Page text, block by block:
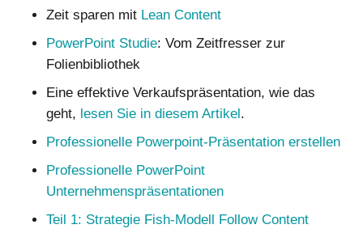
Zeit sparen mit Lean Content
PowerPoint Studie: Vom Zeitfresser zur
Folienbibliothek
Eine effektive Verkaufspräsentation, wie das
geht, lesen Sie in diesem Artikel .
Professionelle Powerpoint-Präsentation erstellen
Professionelle PowerPoint
Unternehmenspräsentationen
Teil 1: Strategie Fish-Modell Follow Content